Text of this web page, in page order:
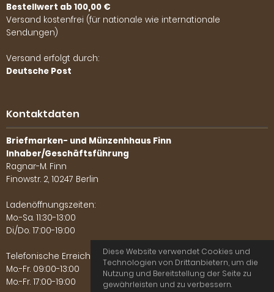
Bestellwert ab 100,00 €
Versand kostenfrei (für nationale wie internationale
Sendungen)
Versand erfolgt durch:
Deutsche Post
Kontaktdaten
Briefmarken- und Münzenhhaus Finn
Inhaber/Geschäftsführung
Ragnar-M. Finn
Finowstr. 2, 10247 Berlin
Ladenöffnungszeiten:
Mo.-Sa. 11:30-13:00
Di./Do. 17:00-19:00
Telefonische Erreichbarkeit:
Mo.-Fr. 09:00-13:00
Mo.-Fr. 17:00-19:00
Diese Website verwendet Cookies und
Technologien von Drittanbietern, um die
Nutzung und Bereitstellung der Seite zu
gewährleisten und zu verbessern.